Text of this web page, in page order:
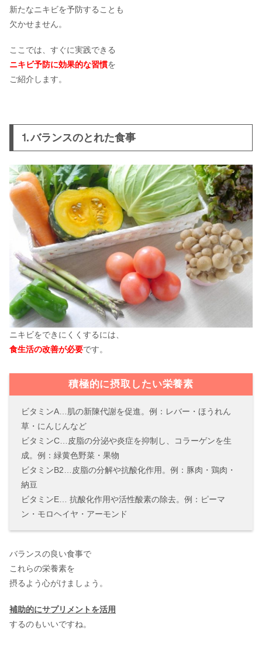
新たなニキビを予防することも
欠かせません。
ここでは、すぐに実践できる
ニキビ予防に効果的な習慣を
ご紹介します。
⒈バランスのとれた食事
ニキビをできにくくするには、
食生活の改善が必要です。
積極的に摂取したい栄養素
ビタミンA…肌の新陳代謝を促進。例：レバー・ほうれん
草・にんじんなど
ビタミンC…皮脂の分泌や炎症を抑制し、コラーゲンを生
成。例：緑黄色野菜・果物
ビタミンB2…皮脂の分解や抗酸化作用。例：豚肉・鶏肉・
納豆
ビタミンE… 抗酸化作用や活性酸素の除去。例：ピーマ
ン・モロヘイヤ・アーモンド
バランスの良い食事で
これらの栄養素を
摂るよう心がけましょう。
補助的にサプリメントを活用
するのもいいですね。